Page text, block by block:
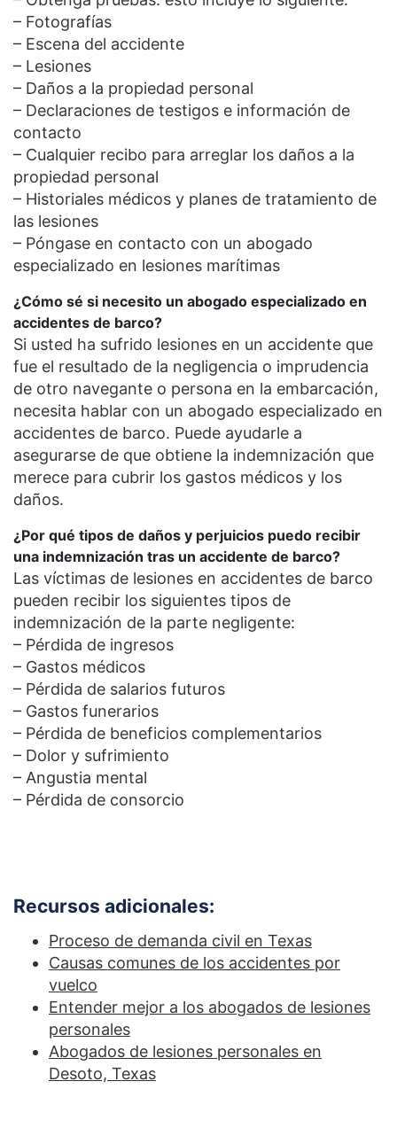
– Fotografías
– Escena del accidente
– Lesiones
– Daños a la propiedad personal
– Declaraciones de testigos e información de
contacto
– Cualquier recibo para arreglar los daños a la
propiedad personal
– Historiales médicos y planes de tratamiento de
las lesiones
– Póngase en contacto con un abogado
especializado en lesiones marítimas
¿Cómo sé si necesito un abogado especializado en
accidentes de barco?
Si usted ha sufrido lesiones en un accidente que
fue el resultado de la negligencia o imprudencia
de otro navegante o persona en la embarcación,
necesita hablar con un abogado especializado en
accidentes de barco. Puede ayudarle a
asegurarse de que obtiene la indemnización que
merece para cubrir los gastos médicos y los
daños.
¿Por qué tipos de daños y perjuicios puedo recibir
una indemnización tras un accidente de barco?
Las víctimas de lesiones en accidentes de barco
pueden recibir los siguientes tipos de
indemnización de la parte negligente:
– Pérdida de ingresos
– Gastos médicos
– Pérdida de salarios futuros
– Gastos funerarios
– Pérdida de beneficios complementarios
– Dolor y sufrimiento
– Angustia mental
– Pérdida de consorcio
Recursos adicionales:
Proceso de demanda civil en Texas
Causas comunes de los accidentes por
vuelco
Entender mejor a los abogados de lesiones
personales
Abogados de lesiones personales en
Desoto, Texas